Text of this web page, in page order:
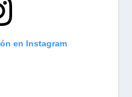
en Instagram